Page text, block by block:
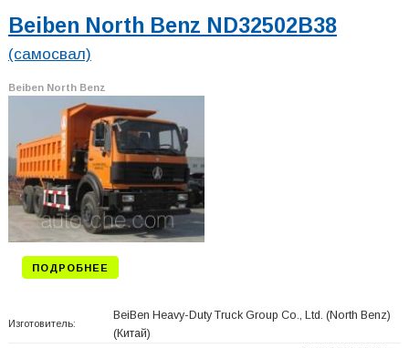
Beiben North Benz ND32502B38
(самосвал)
Beiben North Benz
ПОДРОБНЕЕ
Изготовитель:
BeiBen Heavy-Duty Truck Group Co., Ltd. (North Benz)
(Китай)